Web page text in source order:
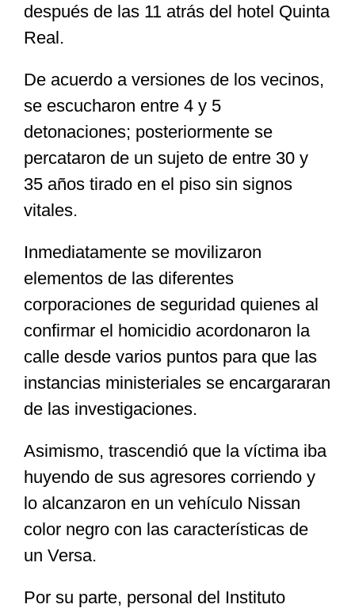
Cultura
Nosotros
después de las 11 atrás del hotel Quinta
Real.
De acuerdo a versiones de los vecinos,
se escucharon entre 4 y 5
detonaciones; posteriormente se
percataron de un sujeto de entre 30 y
35 años tirado en el piso sin signos
vitales.
Inmediatamente se movilizaron
elementos de las diferentes
corporaciones de seguridad quienes al
confirmar el homicidio acordonaron la
calle desde varios puntos para que las
instancias ministeriales se encargararan
de las investigaciones.
Asimismo, trascendió que la víctima iba
huyendo de sus agresores corriendo y
lo alcanzaron en un vehículo Nissan
color negro con las características de
un Versa.
Por su parte, personal del Instituto